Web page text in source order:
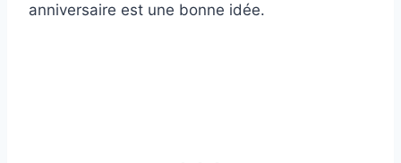
anniversaire est une bonne idée.